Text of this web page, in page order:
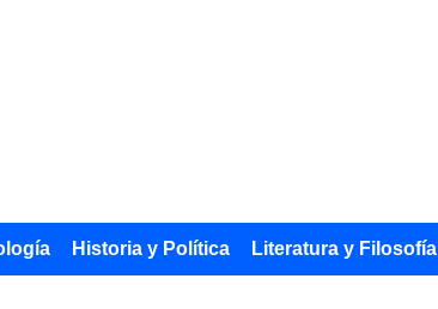
Historia y Política Literatura y Filosofía